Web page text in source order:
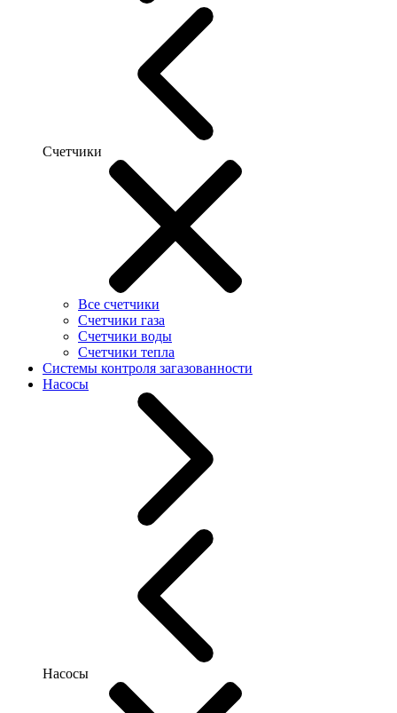
Счетчики
Все счетчики
Счетчики газа
Счетчики воды
Счетчики тепла
Системы контроля загазованности
Насосы
Насосы